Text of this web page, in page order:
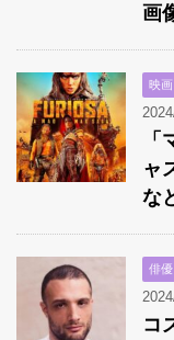
画
映画
ャ
な
俳
コ